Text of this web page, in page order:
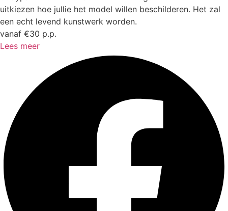
uitkiezen hoe jullie het model willen beschilderen. Het zal
een echt levend kunstwerk worden.
vanaf €30 p.p.
Lees meer